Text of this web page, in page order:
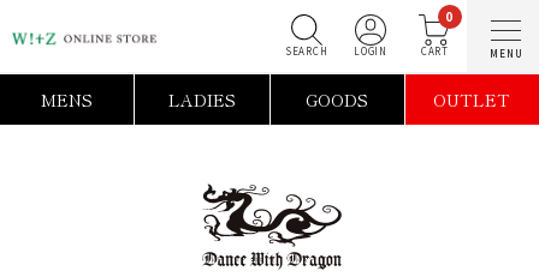
0
MENS LADIES GOODS OUTLET